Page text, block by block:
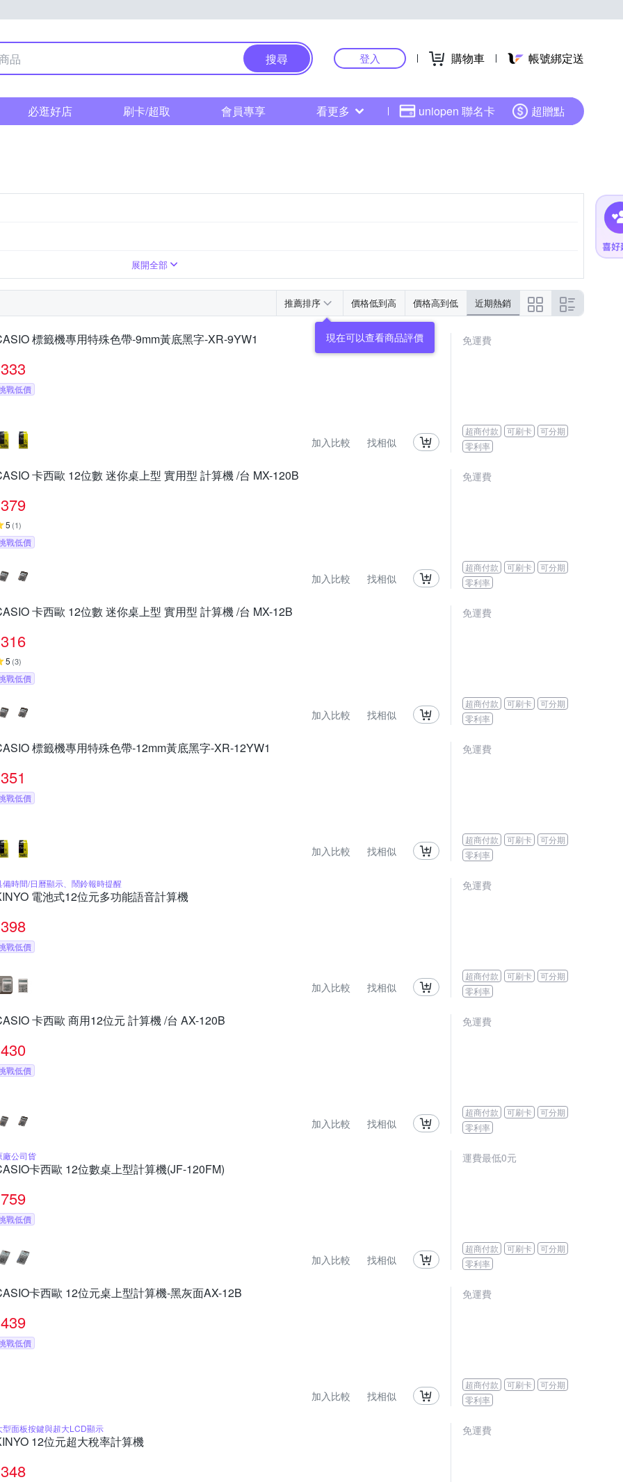
搜尋 登入 購物車 帳號綁定送
必逛好店 刷卡/超取 會員專享 看更多 uniopen 聯名卡 超贈點
展開全部
推薦排序 價格低到高 價格高到低 近期熱銷
現在可以查看商品評價
標籤機專用特殊色帶-9mm黃底黑字-XR-9YW1
333
戰低價
加入比較 找相似
免運費
超商付款 可刷卡
可分期
零利率
卡西歐 12位數 迷你桌上型 實用型 計算機 /台 MX-120B
379
5 (1)
戰低價
加入比較 找相似
免運費
超商付款 可刷卡
可分期
零利率
卡西歐 12位數 迷你桌上型 實用型 計算機 /台 MX-12B
316
5 (3)
戰低價
加入比較 找相似
免運費
超商付款 可刷卡
可分期
零利率
標籤機專用特殊色帶-12mm黃底黑字-XR-12YW1
351
戰低價
加入比較 找相似
免運費
超商付款 可刷卡
可分期
零利率
備時間/日曆顯示、鬧鈴報時提醒
電池式12位元多功能語音計算機
398
戰低價
加入比較 找相似
免運費
超商付款 可刷卡
可分期
零利率
卡西歐 商用12位元 計算機 /台 AX-120B
430
戰低價
加入比較 找相似
免運費
超商付款 可刷卡
可分期
零利率
廠公司貨
卡西歐 12位數桌上型計算機(JF-120FM)
759
戰低價
加入比較 找相似
運費最低0元
超商付款 可刷卡
可分期
零利率
卡西歐 12位元桌上型計算機-黑灰面AX-12B
439
戰低價
加入比較 找相似
免運費
超商付款 可刷卡
可分期
零利率
型面板按鍵與超大LCD顯示
12位元超大稅率計算機
348
免運費